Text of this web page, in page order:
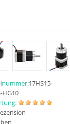
17HS15-
HG10